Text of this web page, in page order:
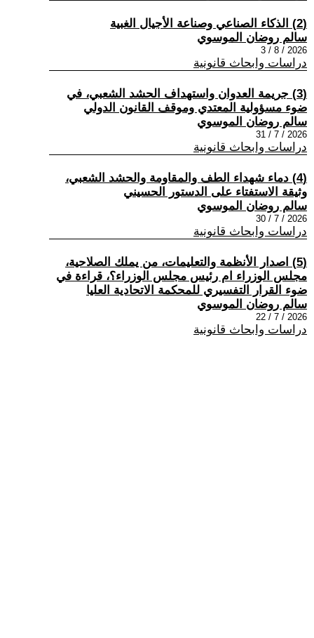
(2) الذكاء الصناعي وصناعة الأجيال الغبية
سالم روضان الموسوي
2026 / 8 / 3
دراسات وابحاث قانونية
(3) جريمة العدوان واستهداف الحشد الشعبي، في
ضوء مسؤولية المعتدي وموقف القانون الدولي
سالم روضان الموسوي
2026 / 7 / 31
دراسات وابحاث قانونية
(4) دماء شهداء الطف والمقاومة والحشد الشعبي،
وثيقة الاستفتاء على الدستور الحسيني
سالم روضان الموسوي
2026 / 7 / 30
دراسات وابحاث قانونية
(5) اصدار الأنظمة والتعليمات، من يملك الصلاحية،
مجلس الوزراء ام رئيس مجلس الوزراء؟، قراءة في
ضوء القرار التفسيري للمحكمة الاتحادية العليا
سالم روضان الموسوي
2026 / 7 / 22
دراسات وابحاث قانونية